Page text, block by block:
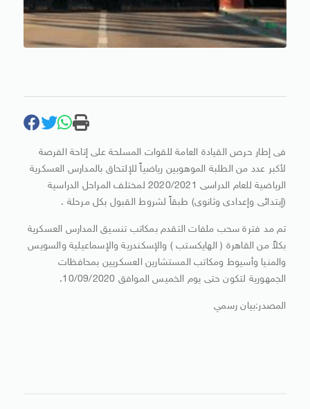
فى إطار حرص القيادة العامة للقوات المسلحة على إتاحة الفرصة
لأكبر عدد من الطلبة الموهوبين رياضياً للإلتحاق بالمدارس العسكرية
الرياضية للعام الدراسى 2020/2021 لمختلف المراحل الدراسية
(إبتدائى وإعدادى وثانوى) طبقاً لشروط القبول بكل مرحلة .
تم مد فترة سحب ملفات التقدم بمكاتب تنسيق المدارس العسكرية
بكلاً من القاهرة ( الهايكستب ) والإسكندرية والإسماعيلية والسويس
والمنيا وأسيوط ومكاتب المستشارين العسكريين بمحافظات
الجمهورية لتكون حتى يوم الخميس الموافق 10/09/2020.
المصدر:بيان رسمي